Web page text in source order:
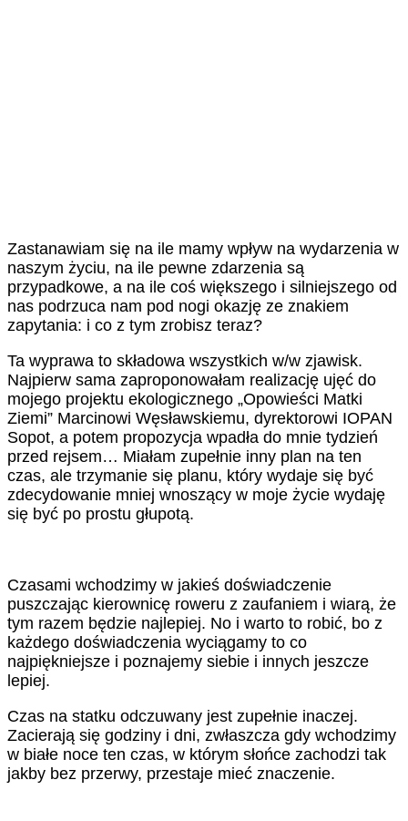
Zastanawiam się na ile mamy wpływ na wydarzenia w
naszym życiu, na ile pewne zdarzenia są
przypadkowe, a na ile coś większego i silniejszego od
nas podrzuca nam pod nogi okazję ze znakiem
zapytania: i co z tym zrobisz teraz?
Ta wyprawa to składowa wszystkich w/w zjawisk.
Najpierw sama zaproponowałam realizację ujęć do
mojego projektu ekologicznego „Opowieści Matki
Ziemi” Marcinowi Węsławskiemu, dyrektorowi IOPAN
Sopot, a potem propozycja wpadła do mnie tydzień
przed rejsem… Miałam zupełnie inny plan na ten
czas, ale trzymanie się planu, który wydaje się być
zdecydowanie mniej wnoszący w moje życie wydaję
się być po prostu głupotą.
Czasami wchodzimy w jakieś doświadczenie
puszczając kierownicę roweru z zaufaniem i wiarą, że
tym razem będzie najlepiej. No i warto to robić, bo z
każdego doświadczenia wyciągamy to co
najpiękniejsze i poznajemy siebie i innych jeszcze
lepiej.
Czas na statku odczuwany jest zupełnie inaczej.
Zacierają się godziny i dni, zwłaszcza gdy wchodzimy
w białe noce ten czas, w którym słońce zachodzi tak
jakby bez przerwy, przestaje mieć znaczenie.